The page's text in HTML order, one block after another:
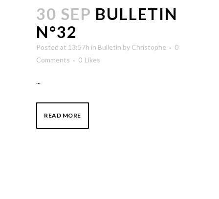
30 SEP BULLETIN
N°32
Posted at 13:57h in Bulletin by Christophe
0
Comments
0 Likes
...
READ MORE